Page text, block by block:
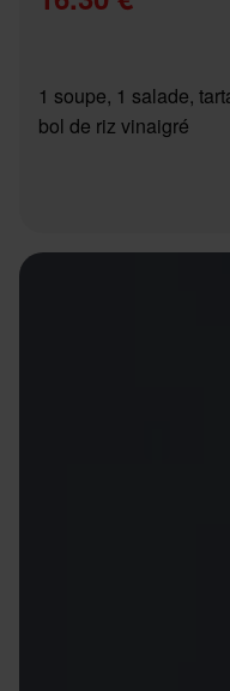
1 soupe, 1 salade,
bol de riz vinaigré